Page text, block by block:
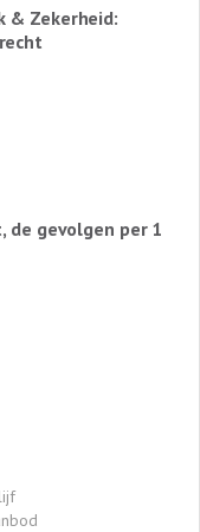
& Zekerheid:
de gevolgen per 1